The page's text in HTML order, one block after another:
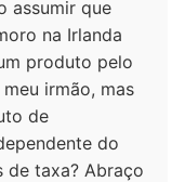
assumir que
na Irlanda
produto pelo
irmão, mas
de
do
de taxa? Abraço